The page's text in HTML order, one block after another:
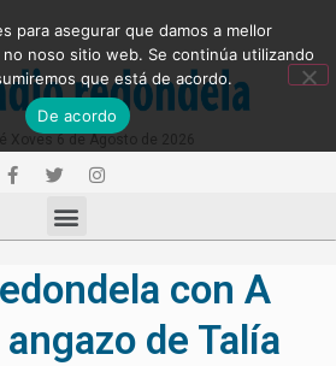
con A
de Talía
para asegurar que damos a mellor
noso sitio web. Se continúa utilizando
que está de acordo.
De acordo